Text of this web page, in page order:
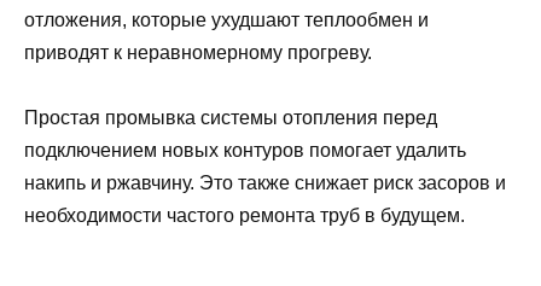
отложения, которые ухудшают теплообмен и
приводят к неравномерному прогреву.
Простая промывка системы отопления перед
подключением новых контуров помогает удалить
накипь и ржавчину. Это также снижает риск засоров и
необходимости частого ремонта труб в будущем.